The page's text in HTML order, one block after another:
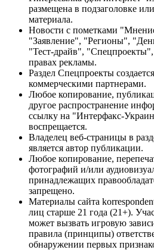
размещена в подзаголовке
материала.
Новости с пометками
"Заявление", "Регионы",
"Тест-драйв",
правах рекламы.
Раздел Спецпроекты
коммерческими партнерами.
Любое копирование,
другое распространение
ссылку на "Интерфакс-
воспрещается.
Владелец веб-страницы в
является автор публикации.
Любое копирование,
фотографий и/или
принадлежащих
запрещено.
Материалы сайта
лиц старше 21 года (21+).
может вызвать игровую
правила (принципы)
обнаружении первых